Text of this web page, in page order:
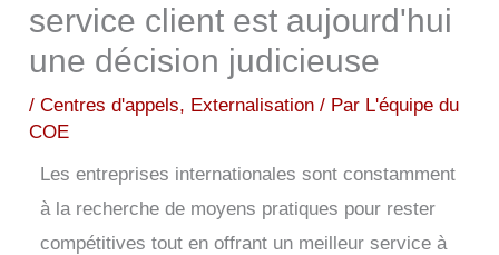
service client est aujourd'hui
une décision judicieuse
/Centres d'appels, Externalisation / Par L'équipe du
COE
Les entreprises internationales sont constamment
à la recherche de moyens pratiques pour rester
compétitives tout en offrant un meilleur service à